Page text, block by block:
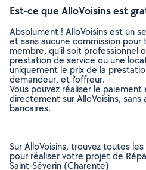
Est-ce que AlloVoisins est
Absolument ! AlloVoisins est un
et sans aucune commission
membre, qu’il soit professionnel
prestation de service ou une
uniquement le prix de la
demandeur, et l’offreur.
Vous pouvez réaliser le
directement sur AlloVoisins, sans
bancaires.
Sur AlloVoisins, trouvez toutes
pour réaliser votre projet de
Saint-Séverin (Charente)